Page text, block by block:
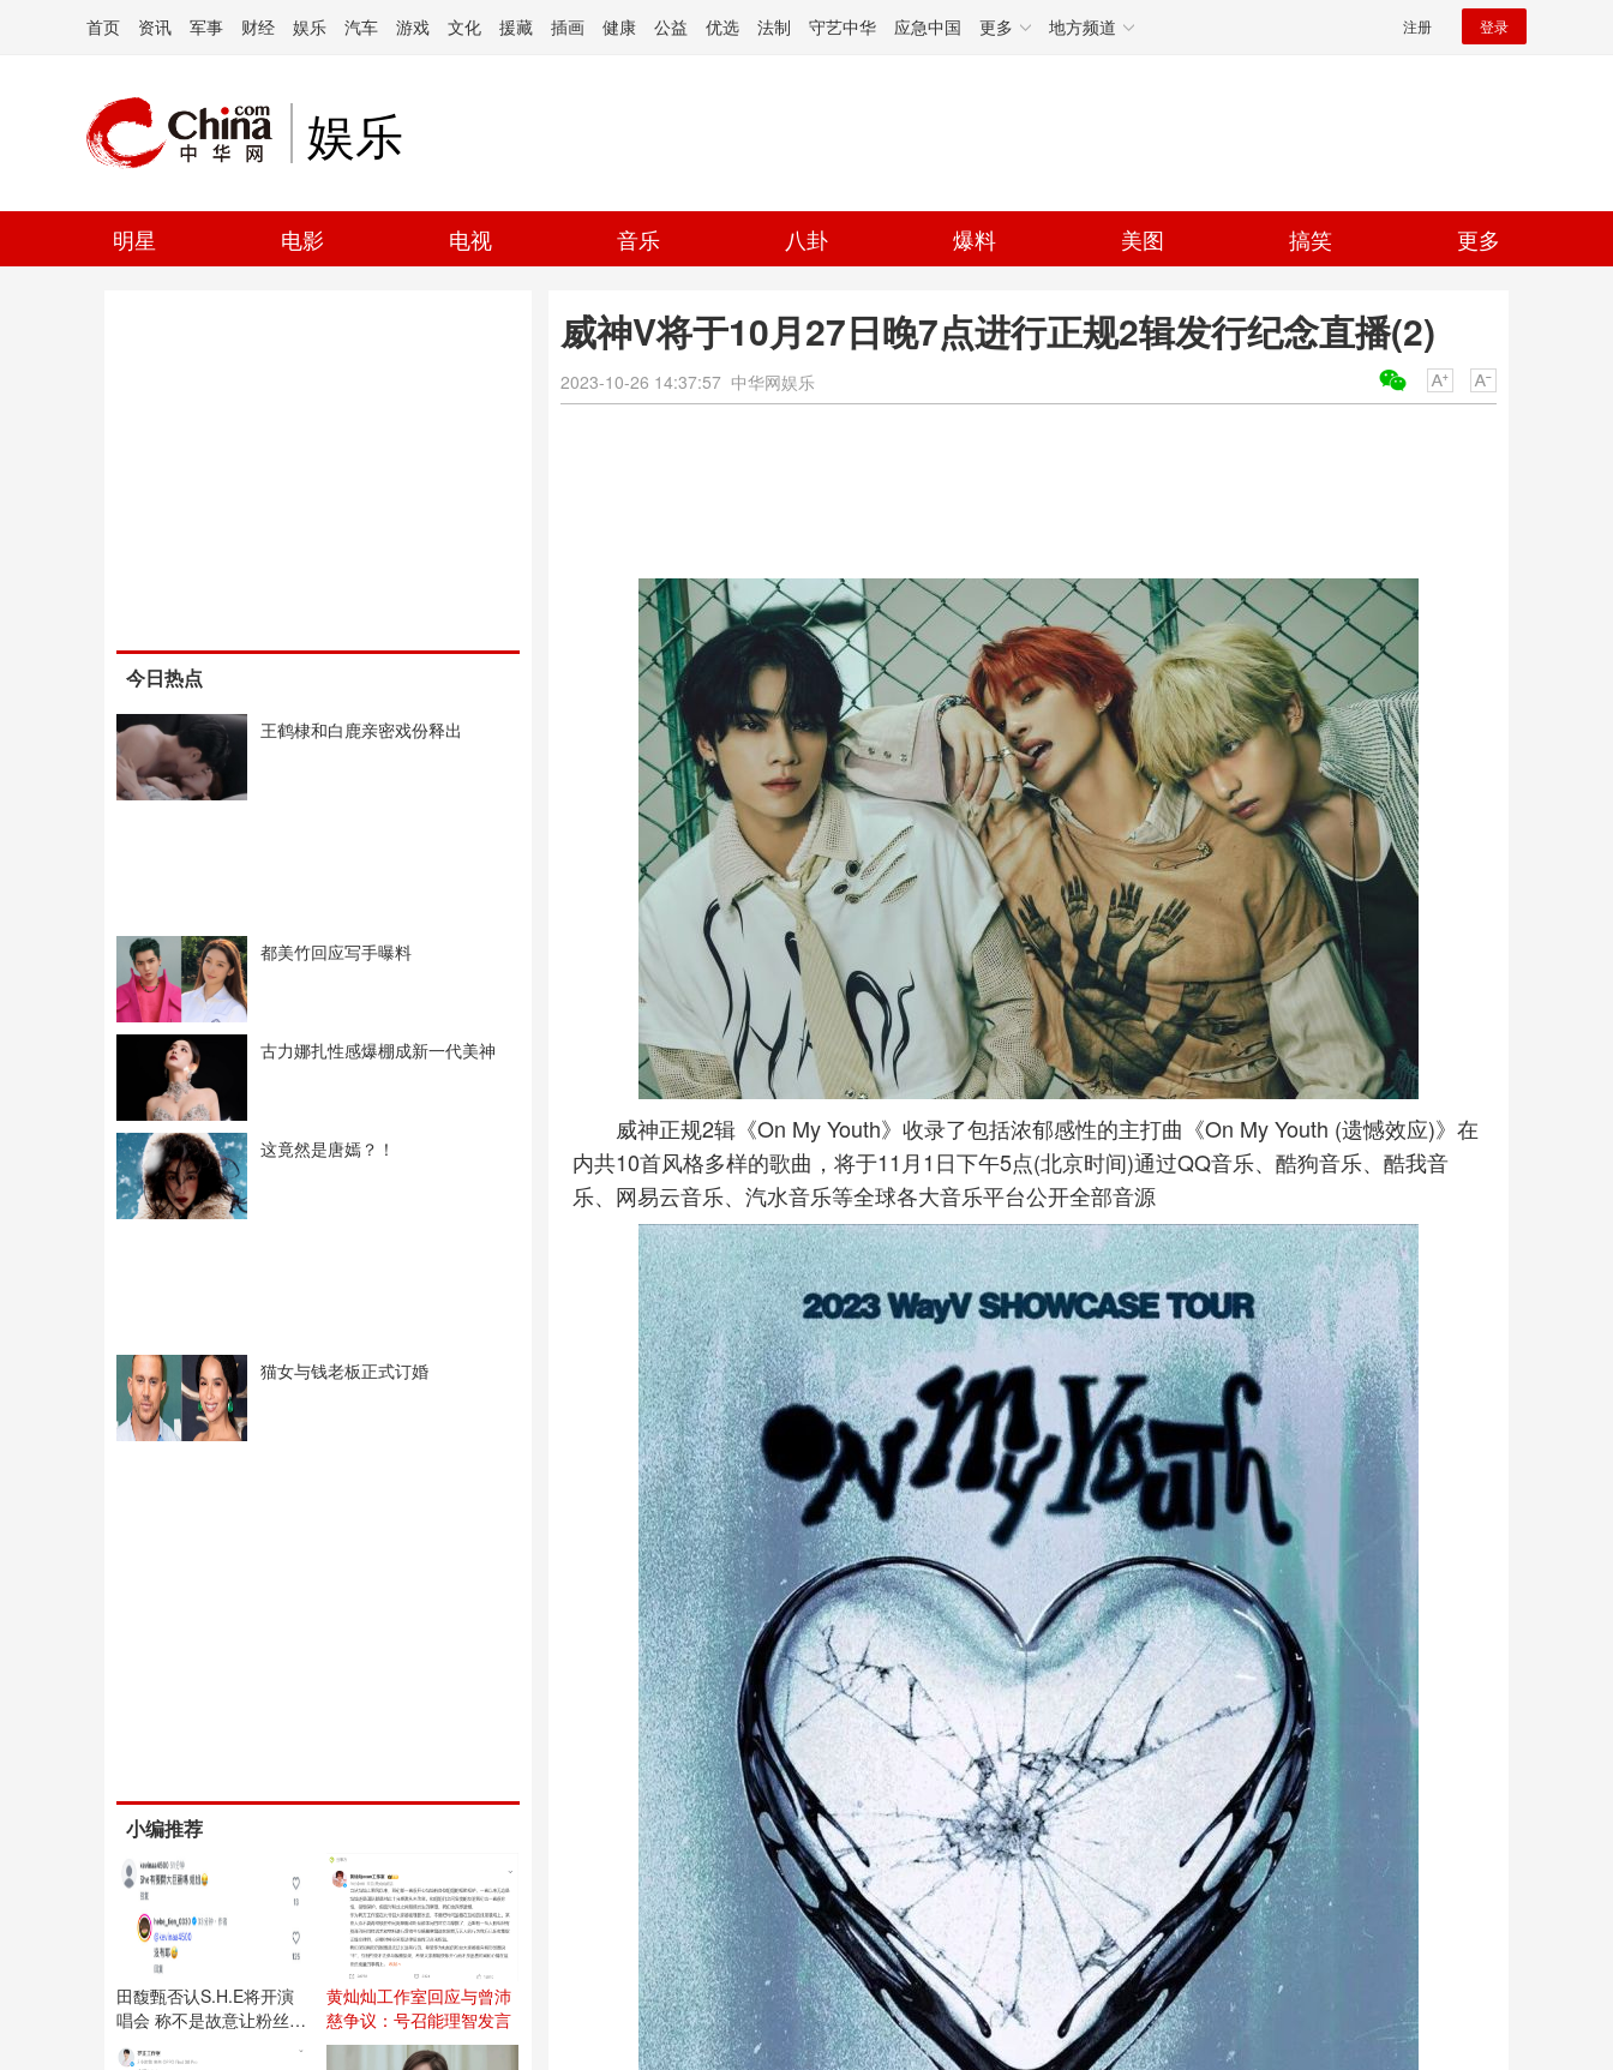
首页 资讯 军事 财经 娱乐 汽车 游戏 文化 援藏 插画 健康 公益 优选 法制 守艺中华 应急中国 更多 地方频道 注册 登录
娱乐
明星 电影 电视 音乐 八卦 爆料 美图 搞笑 更多
今日热点
王鹤棣和白鹿亲密戏份释出
都美竹回应写手曝料
古力娜扎性感爆棚成新一代美神
这竟然是唐嫣？！
猫女与钱老板正式订婚
小编推荐
田馥甄否认S.H.E将开演
唱会 称不是故意让粉丝失
望
黄灿灿工作室回应与曾沛
慈争议：号召能理智发言
威神V将于10月27日晚7点进行正规2辑发行纪念直播(2)
2023-10-26 14:37:57 中华网娱乐
威神正规2辑《On My Youth》收录了包括浓郁感性的主打曲《On My Youth (遗憾效应)》在
内共10首风格多样的歌曲，将于11月1日下午5点(北京时间)通过QQ音乐、酷狗音乐、酷我音
乐、网易云音乐、汽水音乐等全球各大音乐平台公开全部音源